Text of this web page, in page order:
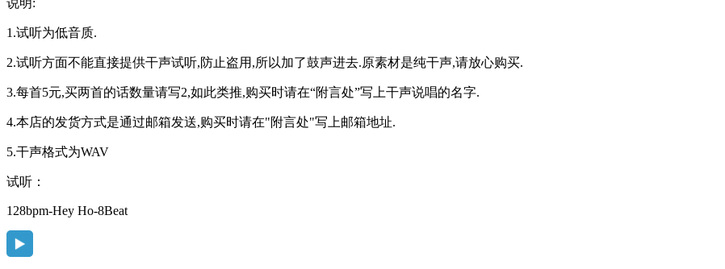
说明:
1.试听为低音质.
2.试听方面不能直接提供干声试听,防止盗用,所以加了鼓声进去.原素材是纯干声,请放心购买.
3.每首5元,买两首的话数量请写2,如此类推,购买时请在“附言处”写上干声说唱的名字.
4.本店的发货方式是通过邮箱发送,购买时请在"附言处"写上邮箱地址.
5.干声格式为WAV
试听：
128bpm-Hey Ho-8Beat